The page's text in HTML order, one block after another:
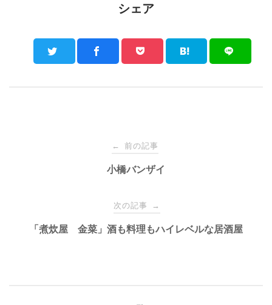
シェア
← 前の記事
小橋バンザイ
次の記事 →
「煮炊屋 金菜」酒も料理もハイレベルな居酒屋